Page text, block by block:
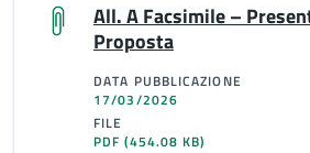
All. A Facsimile –
Proposta
DATA PUBBLICAZIONE
17/03/2026
FILE
PDF(454.08 KB)